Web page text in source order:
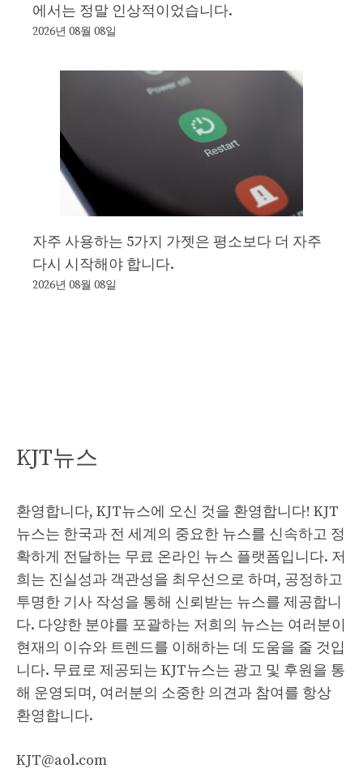
에서는 정말 인상적이었습니다.
2026년 08월 08일
자주 사용하는 5가지 가젯은 평소보다 더 자주
다시 시작해야 합니다.
2026년 08월 08일
KJT뉴스
환영합니다, KJT뉴스에 오신 것을 환영합니다! KJT
뉴스는 한국과 전 세계의 중요한 뉴스를 신속하고 정
확하게 전달하는 무료 온라인 뉴스 플랫폼입니다. 저
희는 진실성과 객관성을 최우선으로 하며, 공정하고
투명한 기사 작성을 통해 신뢰받는 뉴스를 제공합니
다. 다양한 분야를 포괄하는 저희의 뉴스는 여러분이
현재의 이슈와 트렌드를 이해하는 데 도움을 줄 것입
니다. 무료로 제공되는 KJT뉴스는 광고 및 후원을 통
해 운영되며, 여러분의 소중한 의견과 참여를 항상
환영합니다.
KJT@aol.com